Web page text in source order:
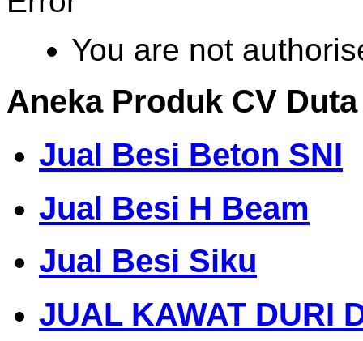
You are not
Aneka Produk CV
Jual Besi Beton SNI
Jual Besi H Beam
Jual Besi Siku
JUAL KAWAT DURI